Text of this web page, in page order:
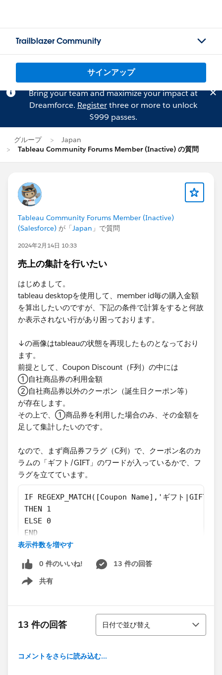
Trailblazer Community
サインアップ
Bring your team and maximize your impact at
Dreamforce. Registerthree or more to unlock
$999 passes.
グループ
Japan
Tableau Community Forums Member (Inactive) の質問
Tableau Community Forums Member (Inactive)
(Salesforce) が「Japan 」で質問
2024年2月14日 10:33
売上の集計を行いたい
はじめまして。
tableau desktopを使用して、member id毎の購入金額
を算出したいのですが、下記の条件で計算をすると何故
か表示されない行があり困っております。
↓の画像はtableauの状態を再現したものとなっており
ます。
前提として、Coupon Discount（F列）の中には
①自社商品券の利用金額
②自社商品券以外のクーポン（誕生日クーポン等）
が存在します。
その上で、①商品券を利用した場合のみ、その金額を
足して集計したいのです。
なので、まず商品券フラグ（C列）で、クーポン名のカ
ラムの「ギフト/GIFT」のワードが入っているかで、フ
ラグを立てています。​
IF REGEXP_MATCH([Coupon Name],'ギフト|GIFT')
THEN 1
ELSE 0
END
クーポンの場合、0にしています。
​そして、最終的にprice_税抜き、商品券込み（H列）に
以下の数式で合計金額を出したのですが、、、
表示件数を増やす
0 件のいいね!
13 件の回答
共有
Show menu
13 件の回答
並び替え
日付で並び替え
コメントをさらに読み込む...